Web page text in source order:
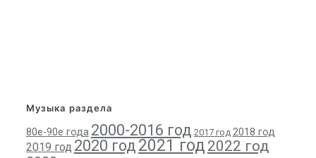
Музыка раздела
80е-90е года 2000-2016 год 2017 год 2018 год
2019 год 2020 год 2021 год 2022 год